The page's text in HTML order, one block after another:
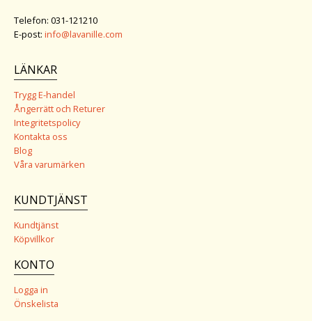
Telefon: 031-121210
E-post: info@lavanille.com
LÄNKAR
Trygg E-handel
Ångerrätt och Returer
Integritetspolicy
Kontakta oss
Blog
Våra varumärken
KUNDTJÄNST
Kundtjänst
Köpvillkor
KONTO
Logga in
Önskelista